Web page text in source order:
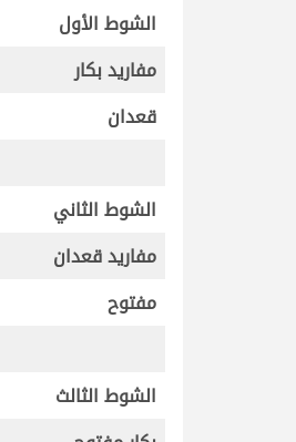
الشوط الأول
مفاريد بكار
قعدان
الشوط الثاني
مفاريد قعدان
مفتوح
الشوط الثالث